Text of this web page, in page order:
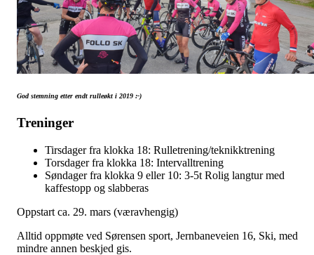
God stemning etter endt rulleøkt i 2019 :-)
Treninger
Tirsdager fra klokka 18: Rulletrening/teknikktrening
Torsdager fra klokka 18: Intervalltrening
Søndager fra klokka 9 eller 10: 3-5t Rolig langtur med
kaffestopp og slabberas
Oppstart ca. 29. mars (væravhengig)
Alltid oppmøte ved Sørensen sport, Jernbaneveien 16, Ski, med
mindre annen beskjed gis.